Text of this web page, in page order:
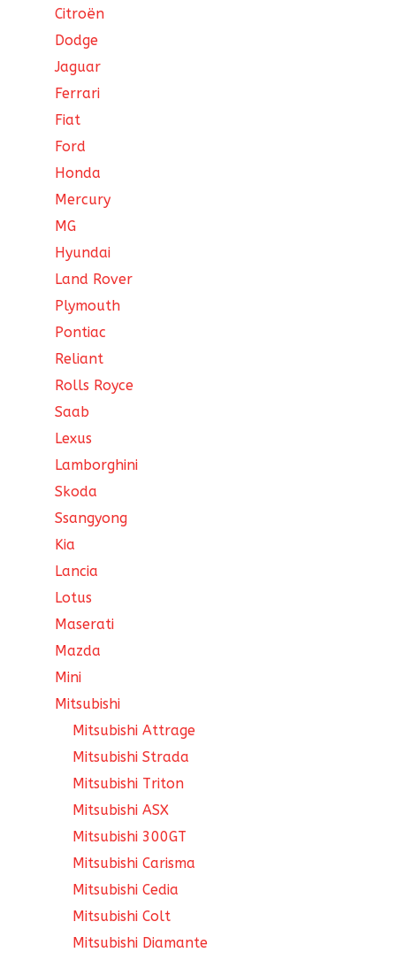
Citroën
Dodge
Jaguar
Ferrari
Fiat
Ford
Honda
Mercury
MG
Hyundai
Land Rover
Plymouth
Pontiac
Reliant
Rolls Royce
Saab
Lexus
Lamborghini
Skoda
Ssangyong
Kia
Lancia
Lotus
Maserati
Mazda
Mini
Mitsubishi
Mitsubishi Attrage
Mitsubishi Strada
Mitsubishi Triton
Mitsubishi ASX
Mitsubishi 300GT
Mitsubishi Carisma
Mitsubishi Cedia
Mitsubishi Colt
Mitsubishi Diamante